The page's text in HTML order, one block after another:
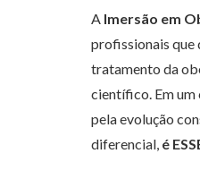
A Imersão em
profissionais que
tratamento da
científico. Em um
pela evolução
diferencial, é